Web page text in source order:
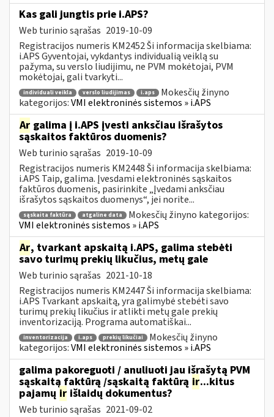
Kas gali jungtis prie i.APS?
Web turinio sąrašas 2019-10-09
Registracijos numeris KM2452 Ši informacija skelbiama:
i.APS Gyventojai, vykdantys individualią veiklą su
pažyma, su verslo liudijimu, ne PVM mokėtojai, PVM
mokėtojai, gali tvarkyti...
individuali veikla verslo liudijimas i.aps
Mokesčių žinyno
kategorijos:VMI elektroninės sistemos » i.APS
Ar galima į i.APS įvesti anksčiau išrašytos
sąskaitos faktūros duomenis?
Web turinio sąrašas 2019-10-09
Registracijos numeris KM2448 Ši informacija skelbiama:
i.APS Taip, galima. Įvesdami elektroninės sąskaitos
faktūros duomenis, pasirinkite „Įvedami anksčiau
išrašytos sąskaitos duomenys“, jei norite...
sąskaita faktūra atgaline data
Mokesčių žinyno kategorijos:
VMI elektroninės sistemos » i.APS
Ar, tvarkant apskaitą i.APS, galima stebėti
savo turimų prekių likučius, metų gale
Web turinio sąrašas 2021-10-18
Registracijos numeris KM2447 Ši informacija skelbiama:
i.APS Tvarkant apskaitą, yra galimybė stebėti savo
turimų prekių likučius ir atlikti metų gale prekių
inventorizaciją. Programa automatiškai...
inventorizacija i.aps prekių likučiai
Mokesčių žinyno
kategorijos:VMI elektroninės sistemos » i.APS
galima pakoreguoti / anuliuoti jau išrašytą PVM
sąskaitą faktūrą /sąskaitą faktūrą ir...kitus
pajamų ir išlaidų dokumentus?
Web turinio sąrašas 2021-09-02